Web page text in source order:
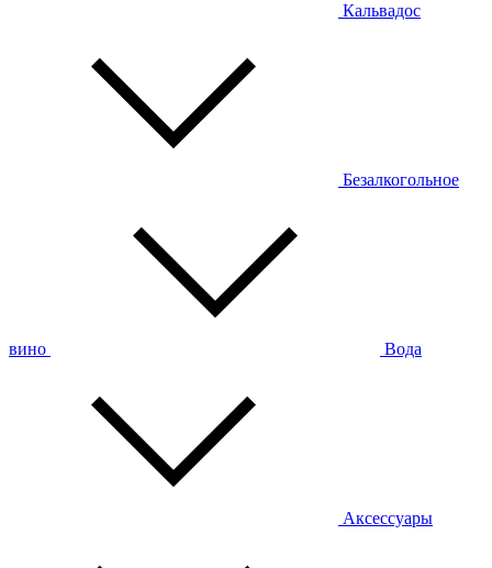
Кальвадос
Безалкогольное
вино Вода
Аксессуары